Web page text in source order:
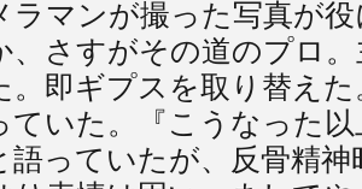
ラマンが撮った写真が
、さすがその道のプロ
。即ギプスを取り替え
ていた。『こうなった
語っていたが、反骨精